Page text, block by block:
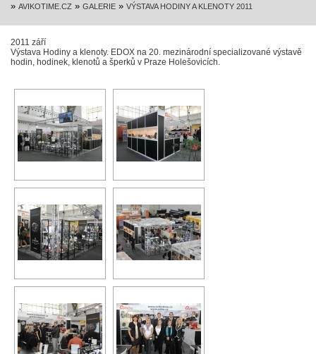
» AVIKOTIME.CZ » GALERIE » VÝSTAVA HODINY A KLENOTY 2011
2011 září
Výstava Hodiny a klenoty. EDOX na 20. mezinárodní specializované výstavě
hodin, hodinek, klenotů a šperků v Praze Holešovicích.